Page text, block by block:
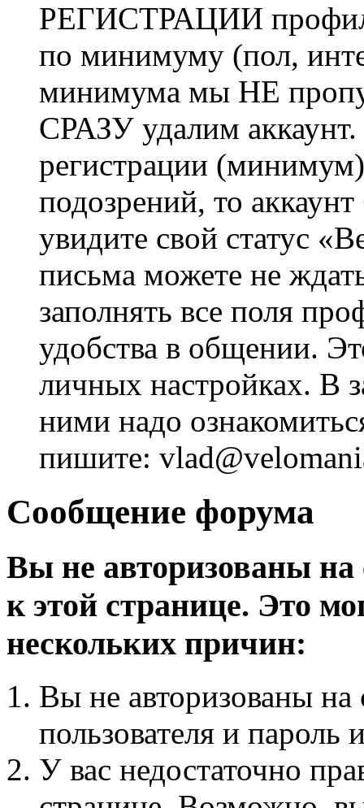
РЕГИСТРАЦИИ профиль
по минимуму (пол,
минимума мы НЕ
СРАЗУ удалим
регистрации
подозрений, то
увидите свой статус
письма можете не
заполнять все поля
удобства в общении.
личных настройках. В
ними надо
пишите:
Сообщение форума
Вы не авторизованы на
к этой странице. Это
нескольких причин:
Вы не авторизованы на
пользователя и пароль
У вас недостаточно